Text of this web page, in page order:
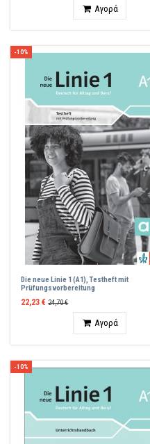
Αγορά
-10%
Die neue Linie 1 (A1), Testheft mit
Prüfungsvorbereitung
22,23 € 24,70 €
Ποσότητα
Αγορά
-10%